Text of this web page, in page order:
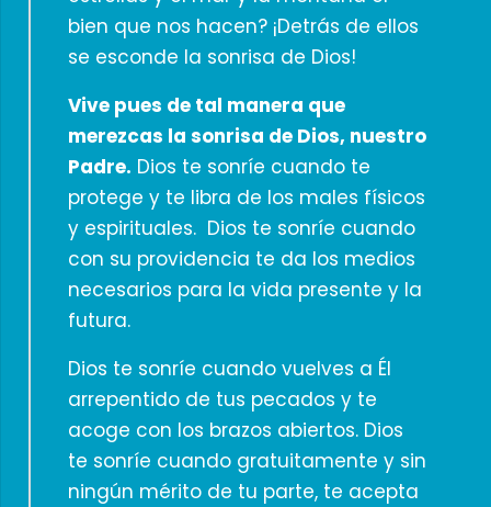
bien que nos hacen? ¡Detrás de ellos
se esconde la sonrisa de Dios!
Vive pues de tal manera que
merezcas la sonrisa de Dios, nuestro
Padre. Dios te sonríe cuando te
protege y te libra de los males físicos
y espirituales. Dios te sonríe cuando
con su providencia te da los medios
necesarios para la vida presente y la
futura.
Dios te sonríe cuando vuelves a Él
arrepentido de tus pecados y te
acoge con los brazos abiertos. Dios
te sonríe cuando gratuitamente y sin
ningún mérito de tu parte, te acepta